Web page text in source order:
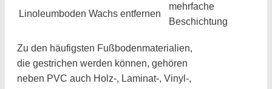
Linoleumboden Wachs entfernen
mehrfache
Beschichtung
Zu den häufigsten Fußbodenmaterialien,
die gestrichen werden können, gehören
neben PVC auch Holz-, Laminat-, Vinyl-,